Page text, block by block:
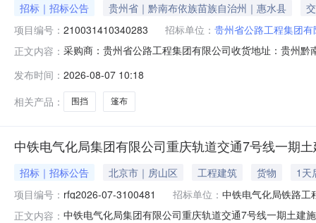
招标｜招标公告 贵州省｜黔南布依族苗族自治州｜惠水县
项目编号： 210031410340283 招标单位： 贵州省公路工程集团
正文内容： 采购商：贵州省公路工程集团有限公司收货地址：贵州
州公路集团交通产业园商机详细信息采购类型：标准订
发布时间： 2026-08-07 10:18
相关产品：
围挡 篷布
中铁电气化局集团有限公司重庆轨道交通7号线一期
招标｜招标公告 北京市｜房山区 工程建筑 货物
1天
项目编号： rfq2026-07-3100481 招标单位： 中铁电气化局铁路工
正文内容： 中铁电气化局集团有限公司重庆轨道交通7号线一期土建